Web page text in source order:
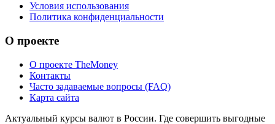
Условия использования
Политика конфиденциальности
О проекте
О проекте TheMoney
Контакты
Часто задаваемые вопросы (FAQ)
Карта сайта
Актуальный курсы валют в России. Где совершить выгодные